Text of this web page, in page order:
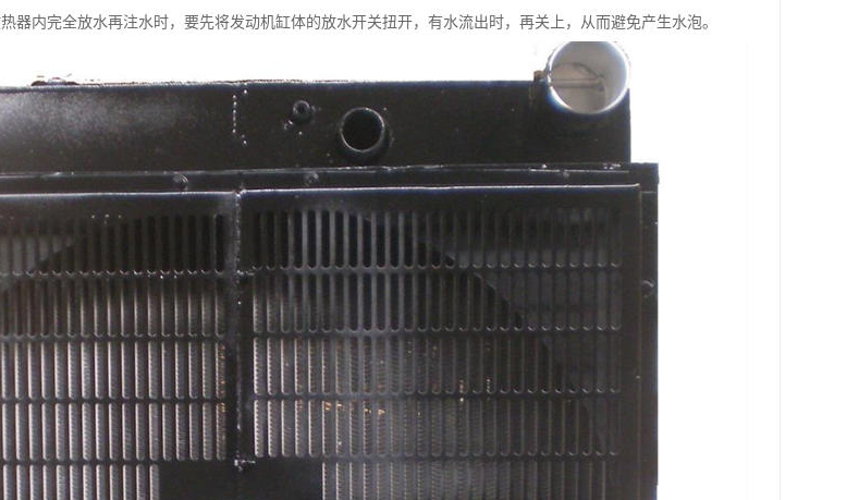
器内完全放水再注水时，要先将发动机缸体的放水开关扭开，有水流出时，再关上，从而避免产生水泡。